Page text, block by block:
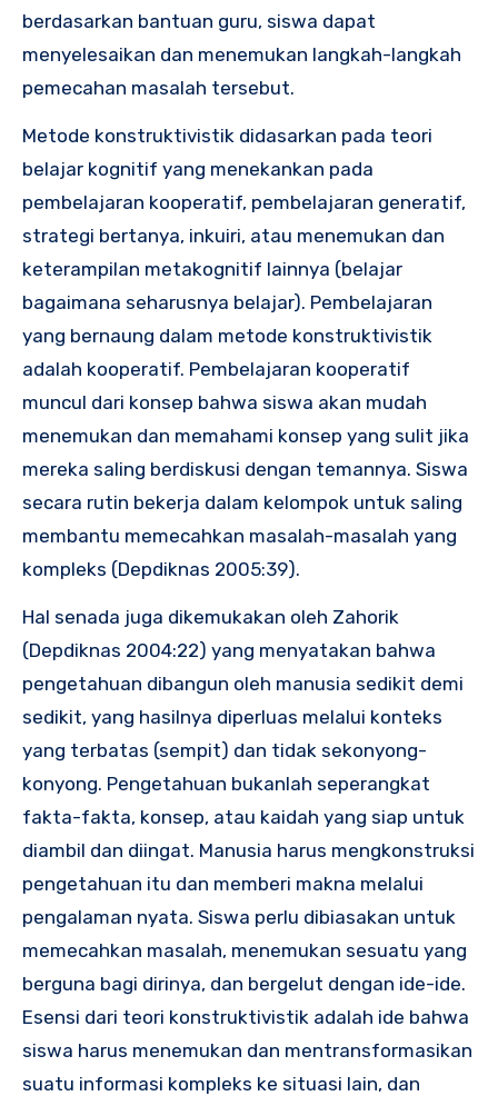
berdasarkan bantuan guru, siswa dapat
menyelesaikan dan menemukan langkah-langkah
pemecahan masalah tersebut.
Metode konstruktivistik didasarkan pada teori
belajar kognitif yang menekankan pada
pembelajaran kooperatif, pembelajaran generatif,
strategi bertanya, inkuiri, atau menemukan dan
keterampilan metakognitif lainnya (belajar
bagaimana seharusnya belajar). Pembelajaran
yang bernaung dalam metode konstruktivistik
adalah kooperatif. Pembelajaran kooperatif
muncul dari konsep bahwa siswa akan mudah
menemukan dan memahami konsep yang sulit jika
mereka saling berdiskusi dengan temannya. Siswa
secara rutin bekerja dalam kelompok untuk saling
membantu memecahkan masalah-masalah yang
kompleks (Depdiknas 2005:39).
Hal senada juga dikemukakan oleh Zahorik
(Depdiknas 2004:22) yang menyatakan bahwa
pengetahuan dibangun oleh manusia sedikit demi
sedikit, yang hasilnya diperluas melalui konteks
yang terbatas (sempit) dan tidak sekonyong-
konyong. Pengetahuan bukanlah seperangkat
fakta-fakta, konsep, atau kaidah yang siap untuk
diambil dan diingat. Manusia harus mengkonstruksi
pengetahuan itu dan memberi makna melalui
pengalaman nyata. Siswa perlu dibiasakan untuk
memecahkan masalah, menemukan sesuatu yang
berguna bagi dirinya, dan bergelut dengan ide-ide.
Esensi dari teori konstruktivistik adalah ide bahwa
siswa harus menemukan dan mentransformasikan
suatu informasi kompleks ke situasi lain, dan